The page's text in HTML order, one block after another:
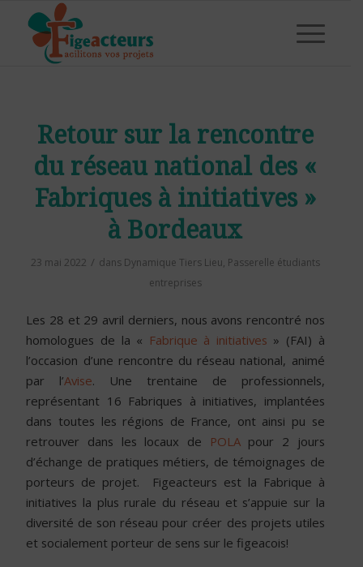
Retour sur la rencontre
du réseau national des «
Fabriques à initiatives »
à Bordeaux
23 mai 2022 / dans Dynamique Tiers Lieu, Passerelle étudiants
entreprises
Les 28 et 29 avril derniers, nous avons rencontré nos
homologues de la « Fabrique à initiatives » (FAI) à
l’occasion d’une rencontre du réseau national, animé
par l’Avise. Une trentaine de professionnels,
représentant 16 Fabriques à initiatives, implantées
dans toutes les régions de France, ont ainsi pu se
retrouver dans les locaux de
POLA pour 2 jours
d’échange de pratiques métiers, de témoignages de
porteurs de projet. Figeacteurs est la Fabrique à
initiatives la plus rurale du réseau et s’appuie sur la
diversité de son réseau pour créer des projets utiles
et socialement porteur de sens sur lefigeacois!